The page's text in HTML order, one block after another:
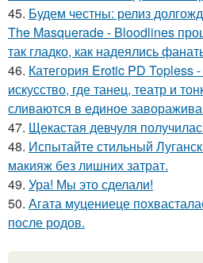
45. Будем честны: релиз
The Masquerade - Bloodlines
так гладко, как надеялись
46. Категория Erotic PD Topless
искусство, где танец, театр и
сливаются в единое
47. Щекастая девчуля
48. Испытайте стильный
макияж без лишних затрат.
49. Ура! Мы это сделали!
50. Агата муцениеце
после родов.